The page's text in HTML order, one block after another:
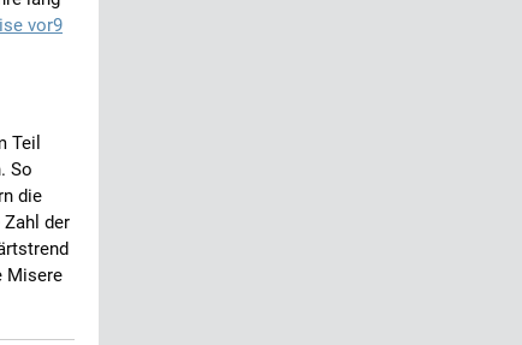
vor9
Teil
So
die
Zahl der
Misere